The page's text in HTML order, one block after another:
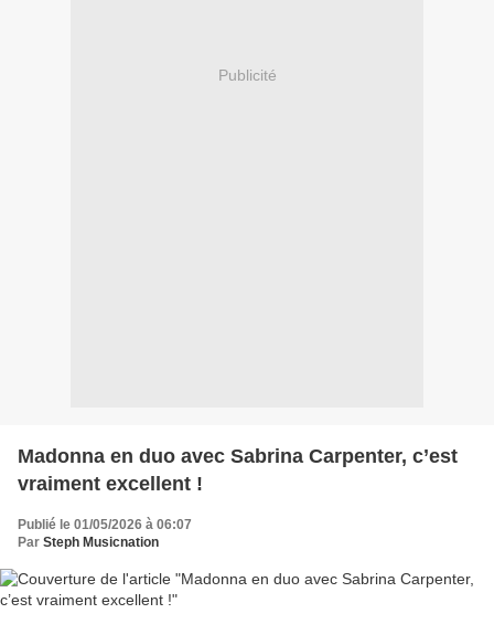
Publicité
Madonna en duo avec Sabrina Carpenter, c’est
vraiment excellent !
Publié le 01/05/2026 à 06:07
Par Steph Musicnation